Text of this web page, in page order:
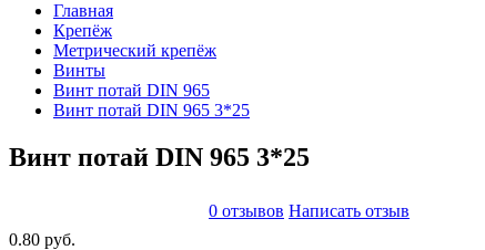
Главная
Крепёж
Метрический крепёж
Винты
Винт потай DIN 965
Винт потай DIN 965 3*25
Винт потай DIN 965 3*25
0 отзывов Написать отзыв
0.80 руб.